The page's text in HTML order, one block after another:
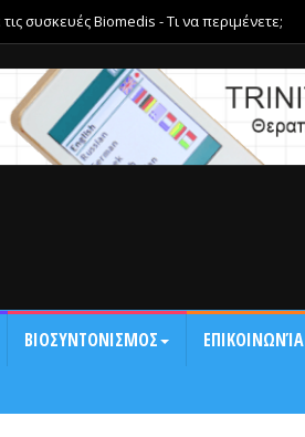
συσκευές Biomedis - Τι να περιμένετε;
ΒΙΟΣΥΝΤΟΝΙΣΜΟΣ ΕΠΙΚΟΙΝΩΝΊΑ